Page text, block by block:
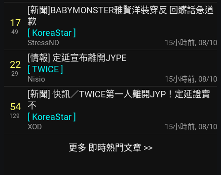
17
49
[新聞]BABYMONSTER雅賢洋裝穿反 回髒話急道
歉
[ KoreaStar]
StressND 15小時前, 08/10
22
29
[情報] 定延宣布離開JYPE
[TWICE]
Nisio 15小時前, 08/10
54
129
[新聞] 快訊／TWICE第一人離開JYP！定延證實
不
[ KoreaStar]
XOD 15小時前, 08/10
更多 即時熱門文章 >>